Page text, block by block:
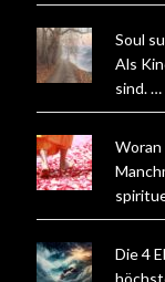
Soul
Als
sind. …
Woran
Die 4